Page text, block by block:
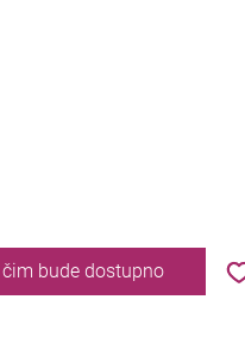
bude dostupno